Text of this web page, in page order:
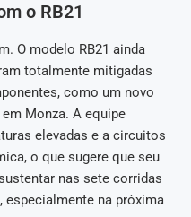
o RB21
O modelo RB21 ainda
totalmente mitigadas
como um novo
Monza. A equipe
elevadas e a circuitos
o que sugere que seu
nas sete corridas
, especialmente na próxima